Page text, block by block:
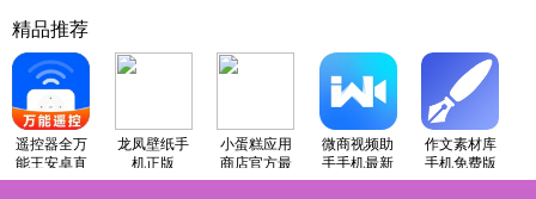
精品推荐
遥控器全万
能王安卓直
装版
龙凤壁纸手
机正版
小蛋糕应用
商店官方最
新版
微商视频助
手手机最新
版
作文素材库
手机免费版